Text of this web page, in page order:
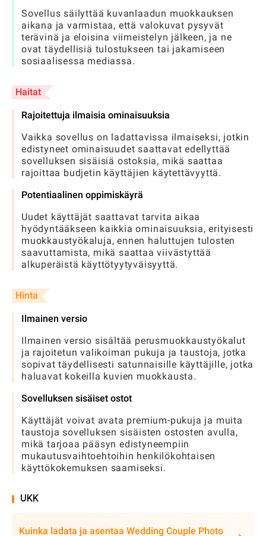
Sovellus säilyttää kuvanlaadun muokkauksen
aikana ja varmistaa, että valokuvat pysyvät
terävinä ja eloisina viimeistelyn jälkeen, ja ne
ovat täydellisiä tulostukseen tai jakamiseen
sosiaalisessa mediassa.
Haitat
Rajoitettuja ilmaisia ominaisuuksia
Vaikka sovellus on ladattavissa ilmaiseksi, jotkin
edistyneet ominaisuudet saattavat edellyttää
sovelluksen sisäisiä ostoksia, mikä saattaa
rajoittaa budjetin käyttäjien käytettävyyttä.
Potentiaalinen oppimiskäyrä
Uudet käyttäjät saattavat tarvita aikaa
hyödyntääkseen kaikkia ominaisuuksia, erityisesti
muokkaustyökaluja, ennen haluttujen tulosten
saavuttamista, mikä saattaa viivästyttää
alkuperäistä käyttötyytyväisyyttä.
Hinta
Ilmainen versio
Ilmainen versio sisältää perusmuokkaustyökalut
ja rajoitetun valikoiman pukuja ja taustoja, jotka
sopivat täydellisesti satunnaisille käyttäjille, jotka
haluavat kokeilla kuvien muokkausta.
Sovelluksen sisäiset ostot
Käyttäjät voivat avata premium-pukuja ja muita
taustoja sovelluksen sisäisten ostosten avulla,
mikä tarjoaa pääsyn edistyneempiin
mukautusvaihtoehtoihin henkilökohtaisen
käyttökokemuksen saamiseksi.
UKK
Kuinka ladata ja asentaa Wedding Couple Photo